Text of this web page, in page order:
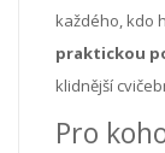
každého, kdo
praktickou
klidnější
Pro